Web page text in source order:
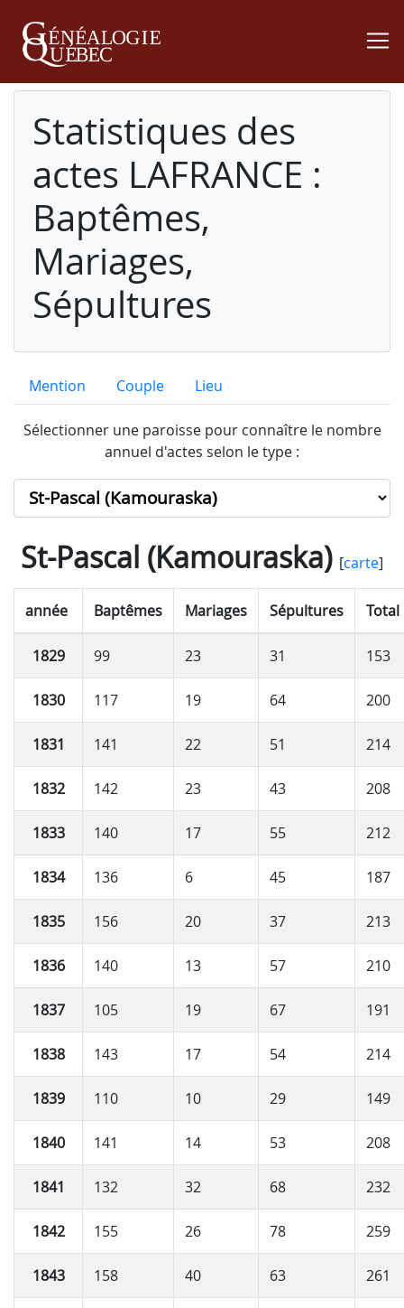
Statistiques des
actes LAFRANCE :
Baptêmes,
Mariages,
Sépultures
Mention Couple Lieu
Sélectionner une paroisse pour connaître le nombre
annuel d'actes selon le type :
St-Pascal (Kamouraska)[carte]
année Baptêmes Mariages Sépultures Total
1829 99 23 31 153
1830 117 19 64 200
1831 141 22 51 214
1832 142 23 43 208
1833 140 17 55 212
1834 136 6 45 187
1835 156 20 37 213
1836 140 13 57 210
1837 105 19 67 191
1838 143 17 54 214
1839 110 10 29 149
1840 141 14 53 208
1841 132 32 68 232
1842 155 26 78 259
1843 158 40 63 261